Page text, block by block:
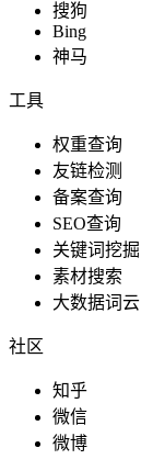
搜狗
Bing
神马
工具
权重查询
友链检测
备案查询
SEO查询
关键词挖掘
素材搜索
大数据词云
社区
知乎
微信
微博